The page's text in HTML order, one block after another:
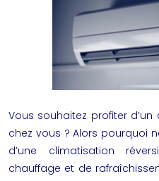
Vous souhaitez profiter
chez vous ? Alors pourquoi
d’une climatisation
chauffage et de